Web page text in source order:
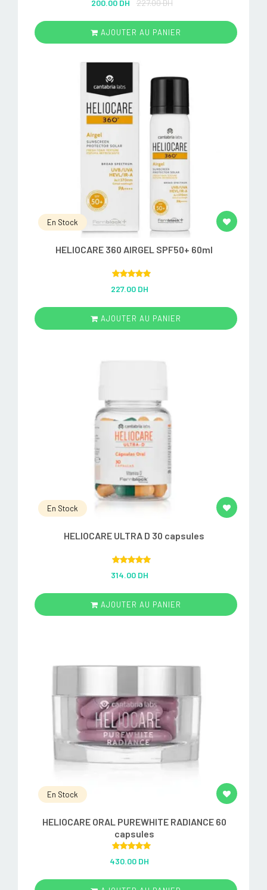
out of 5
200.00 DH 227.00 DH
AJOUTER AU PANIER
En Stock
HELIOCARE 360 AIRGEL SPF50+ 60ml
out of 5
227.00 DH
AJOUTER AU PANIER
En Stock
HELIOCARE ULTRA D 30 capsules
out of 5
314.00 DH
AJOUTER AU PANIER
En Stock
HELIOCARE ORAL PUREWHITE RADIANCE 60
capsules
out of 5
430.00 DH